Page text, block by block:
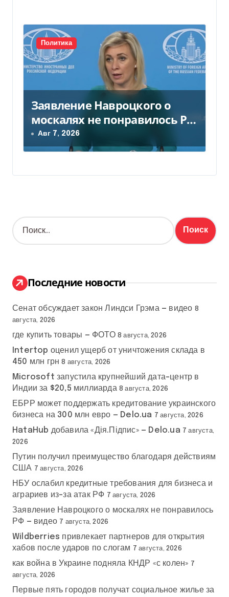
Политика
Заявление Навроцкого о
москалях не понравилось РФ
— видео
Авг 7, 2026
Н
а
:
Последние новости
Сенат обсуждает закон Линдси Грэма — видео 8
августа, 2026
где купить товары — ФОТО 8 августа, 2026
Intertop оценил ущерб от уничтожения склада в
450 млн грн 8 августа, 2026
Microsoft запустила крупнейший дата-центр в
Индии за $20,5 миллиарда 8 августа, 2026
ЕБРР может поддержать кредитование украинского
бизнеса на 300 млн евро — Delo.ua 7 августа, 2026
HataHub добавила «Дія.Підпис» — Delo.ua 7 августа,
2026
Путин получил преимущество благодаря действиям
США 7 августа, 2026
НБУ ослабил кредитные требования для бизнеса и
аграриев из-за атак РФ 7 августа, 2026
Заявление Навроцкого о москалях не понравилось
РФ — видео 7 августа, 2026
Wildberries привлекает партнеров для открытия
хабов после ударов по слогам 7 августа, 2026
как война в Украине подняла КНДР «с колен» 7
августа, 2026
Первые пять городов получат социальное жилье за